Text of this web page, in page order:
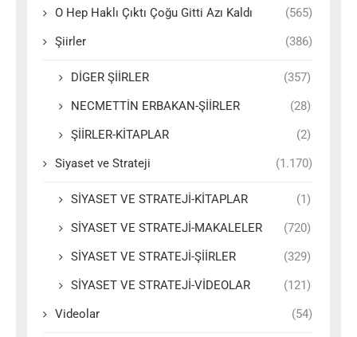
O Hep Haklı Çıktı Çoğu Gitti Azı Kaldı
(565)
Şiirler
(386)
DİGER ŞİİRLER
(357)
NECMETTİN ERBAKAN-ŞİİRLER
(28)
ŞİİRLER-KİTAPLAR
(2)
Siyaset ve Strateji
(1.170)
SİYASET VE STRATEJİ-KİTAPLAR
(1)
SİYASET VE STRATEJİ-MAKALELER
(720)
SİYASET VE STRATEJİ-ŞİİRLER
(329)
SİYASET VE STRATEJİ-VİDEOLAR
(121)
Videolar
(54)